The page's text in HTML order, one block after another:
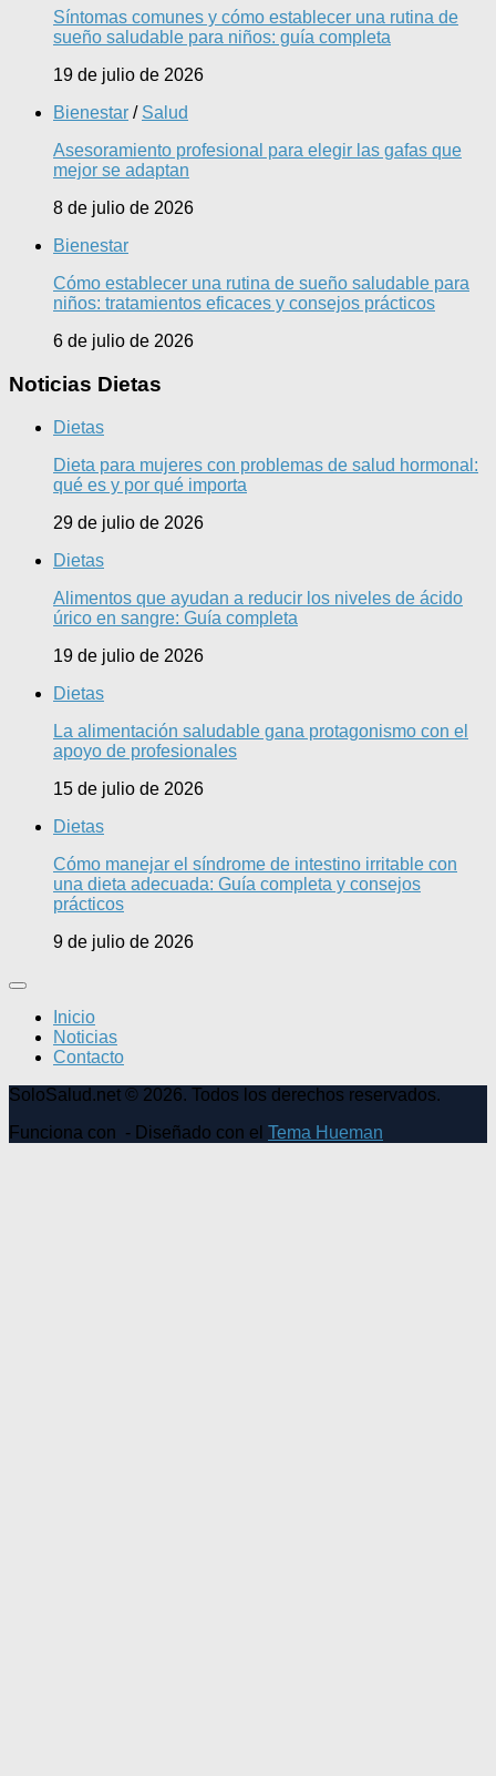
Síntomas comunes y cómo establecer una rutina de
sueño saludable para niños: guía completa
19 de julio de 2026
Bienestar / Salud
Asesoramiento profesional para elegir las gafas que
mejor se adaptan
8 de julio de 2026
Bienestar
Cómo establecer una rutina de sueño saludable para
niños: tratamientos eficaces y consejos prácticos
6 de julio de 2026
Noticias Dietas
Dietas
Dieta para mujeres con problemas de salud hormonal:
qué es y por qué importa
29 de julio de 2026
Dietas
Alimentos que ayudan a reducir los niveles de ácido
úrico en sangre: Guía completa
19 de julio de 2026
Dietas
La alimentación saludable gana protagonismo con el
apoyo de profesionales
15 de julio de 2026
Dietas
Cómo manejar el síndrome de intestino irritable con
una dieta adecuada: Guía completa y consejos
prácticos
9 de julio de 2026
Inicio
Noticias
Contacto
SoloSalud.net © 2026. Todos los derechos reservados.
Funciona con - Diseñado con el Tema Hueman